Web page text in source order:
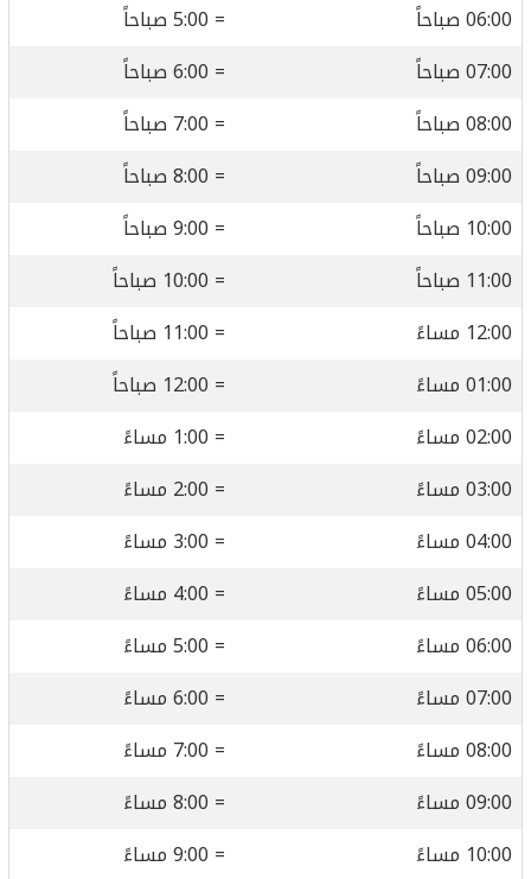
06:00 صباحاً
= 5:00 صباحاً
07:00 صباحاً
= 6:00 صباحاً
08:00 صباحاً
= 7:00 صباحاً
09:00 صباحاً
= 8:00 صباحاً
10:00 صباحاً
= 9:00 صباحاً
11:00 صباحاً
= 10:00 صباحاً
12:00 مساءً
= 11:00 صباحاً
01:00 مساءً
= 12:00 صباحاً
02:00 مساءً
= 1:00 مساءً
03:00 مساءً
= 2:00 مساءً
04:00 مساءً
= 3:00 مساءً
05:00 مساءً
= 4:00 مساءً
06:00 مساءً
= 5:00 مساءً
07:00 مساءً
= 6:00 مساءً
08:00 مساءً
= 7:00 مساءً
09:00 مساءً
= 8:00 مساءً
10:00 مساءً
= 9:00 مساءً